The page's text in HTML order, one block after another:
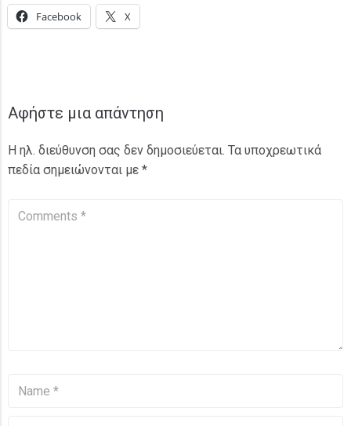
Facebook X
Αφήστε μια απάντηση
Η ηλ. διεύθυνση σας δεν δημοσιεύεται. Τα υποχρεωτικά
πεδία σημειώνονται με *